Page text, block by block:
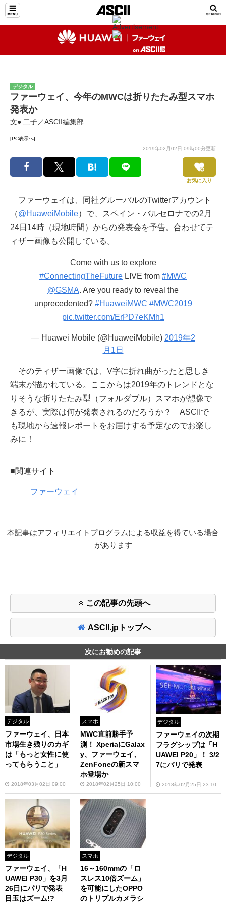
デジタル
ファーウェイ、今年のMWCは折りたたみ型スマホ
発表か
文● 二子／ASCII編集部
[PC表示へ]
2019年02月02日 09時00分更新
お気に入り
ファーウェイは、同社グルーバルのTwitterアカウント
（@HuaweiMobile）で、スペイン・バルセロナでの2月
24日14時（現地時間）からの発表会を予告。合わせてテ
ィザー画像も公開している。
Come with us to explore
#ConnectingTheFuture LIVE from #MWC
@GSMA. Are you ready to reveal the
unprecedented? #HuaweiMWC #MWC2019
pic.twitter.com/ErPD7eKMh1
— Huawei Mobile (@HuaweiMobile) 2019年2
月1日
そのティザー画像では、V字に折れ曲がったと思しき
端末が描かれている。ここからは2019年のトレンドとな
りそうな折りたたみ型（フォルダブル）スマホが想像で
きるが、実際は何が発表されるのだろうか？ ASCIIで
も現地から速報レポートをお届けする予定なのでお楽し
みに！
■関連サイト
ファーウェイ
本記事はアフィリエイトプログラムによる収益を得ている場合
があります
この記事の先頭へ
ASCII.jpトップへ
次にお勧めの記事
デジタル
ファーウェイ、日本
市場生き残りのカギ
は「もっと女性に使
ってもらうこと」
2018年03月02日 09:00
スマホ
MWC直前勝手予
測！ XperiaにGalax
y、ファーウェイ、
ZenFoneの新スマ
ホ登場か
2018年02月25日 10:00
デジタル
ファーウェイの次期
フラグシップは「H
UAWEI P20」！ 3/2
7にパリで発表
2018年02月25日 23:10
デジタル
ファーウェイ、「H
UAWEI P30」を3月
26日にパリで発表
目玉はズーム!?
スマホ
16～160mmの「ロ
スレス10倍ズーム」
を可能にしたOPPO
のトリプルカメラシ